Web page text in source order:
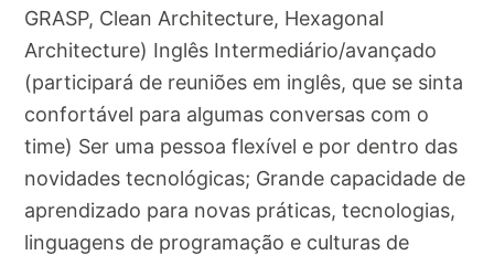
GRASP, Clean Architecture, Hexagonal
Architecture) Inglês Intermediário/avançado
(participará de reuniões em inglês, que se sinta
confortável para algumas conversas com o
time) Ser uma pessoa flexível e por dentro das
novidades tecnológicas; Grande capacidade de
aprendizado para novas práticas, tecnologias,
linguagens de programação e culturas de